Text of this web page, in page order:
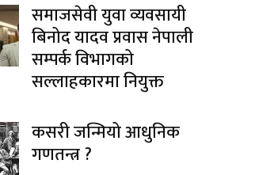
समाजसेवी युवा व्यवसायी
बिनोद यादव प्रवास नेपाली
सम्पर्क विभागको
सल्लाहकारमा नियुक्त
कसरी जन्मियो आधुनिक
गणतन्त्र ?